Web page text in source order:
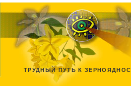
ТРУДНЫЙ ПУТЬ К